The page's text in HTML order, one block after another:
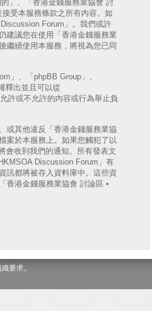
」、「香港金錢服務業協會 討
受本服務條款之所有內容。如
Forum」。我們或許
建議您在使用「香港金錢服務業
繼續使用本服務，將視為您已同
」、「phpBB Group」、
釋出並且可以從
許或不允許的內容或行為舉止負
或其他違反「香港金錢服務業協
案於本服務上。如果您觸犯了以
會收到我們的通知。所有發表文
Discussion Forum」有
訊都將被存入資料庫中。這些資
香港金錢服務業協會 討論區 •
要求。